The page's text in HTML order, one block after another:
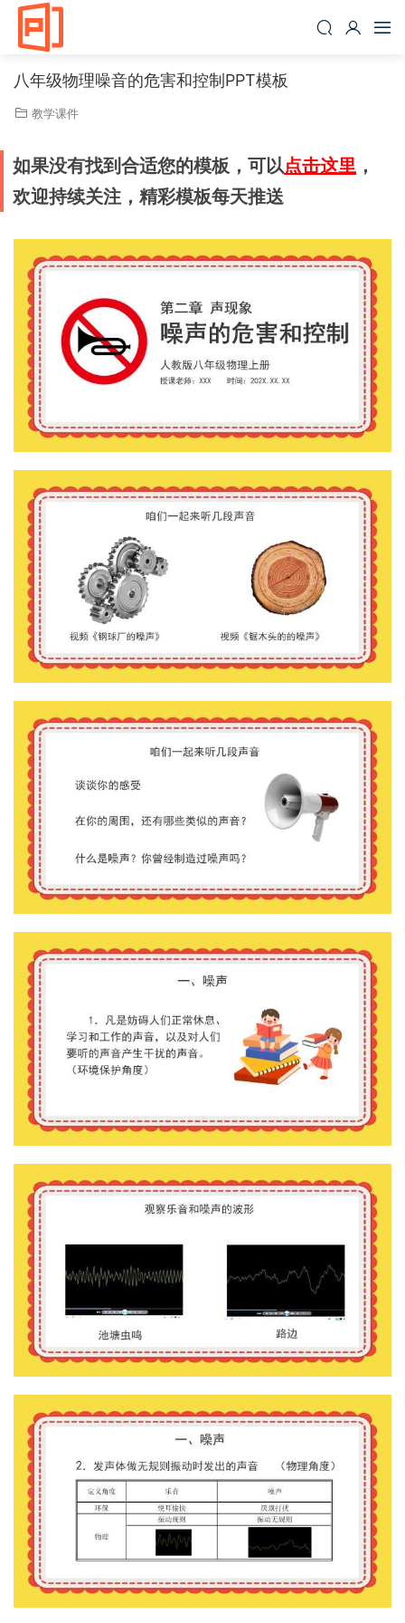
八年级物理噪音的危害和控制PPT模板
教学课件
如果没有找到合适您的模板，可以点击这里 ，
欢迎持续关注，精彩模板每天推送